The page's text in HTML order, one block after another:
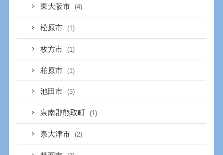
東大阪市 (4)
松原市 (1)
枚方市 (1)
柏原市 (1)
池田市 (3)
泉南郡熊取町 (1)
泉大津市 (2)